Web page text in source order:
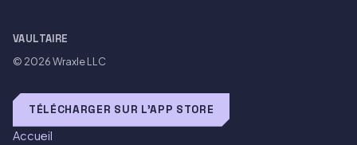
VAULTAIRE
© 2026Wraxle LLC
TÉLÉCHARGER SUR L'APP STORE
Accueil